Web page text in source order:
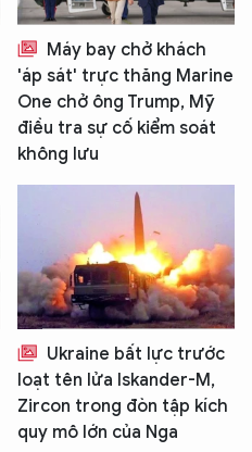
Máy bay chở khách
'áp sát' trực thăng Marine
One chở ông Trump, Mỹ
điều tra sự cố kiểm soát
không lưu
Ukraine bất lực trước
loạt tên lửa Iskander-M,
Zircon trong đòn tập kích
quy mô lớn của Nga